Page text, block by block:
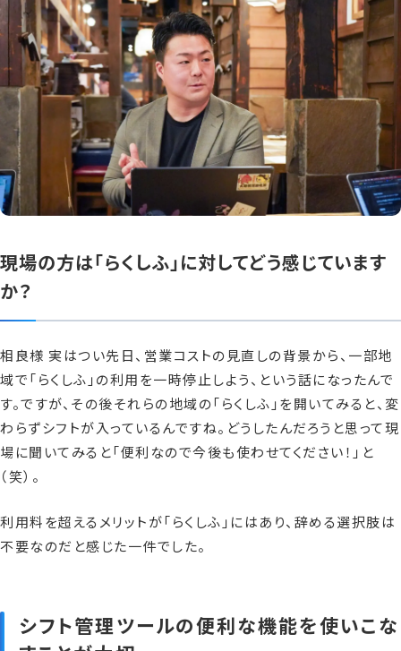
現場の方は「らくしふ」に対してどう感じています
か？
相良様 実はつい先日、営業コストの見直しの背景から、一部地
域で「らくしふ」の利用を一時停止しよう、という話になったんで
す。ですが、その後それらの地域の「らくしふ」を開いてみると、変
わらずシフトが入っているんですね。どうしたんだろうと思って現
場に聞いてみると「便利なので今後も使わせてください！」と
（笑）。
利用料を超えるメリットが「らくしふ」にはあり、辞める選択肢は
不要なのだと感じた一件でした。
シフト管理ツールの便利な機能を使いこな